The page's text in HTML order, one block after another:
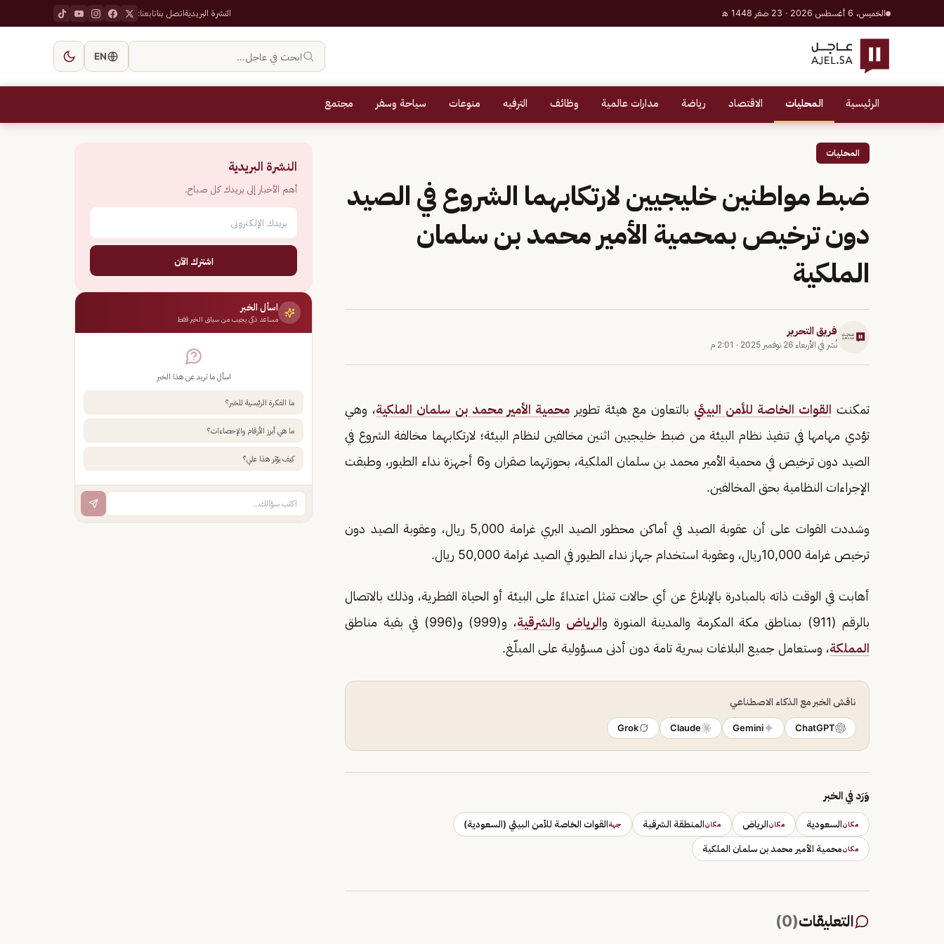
الخميس، 6 أغسطس 2026 · 23 صفر 1448 هـ النشرة البريديةاتصل بناتابعنا:
ابحث في عاجل… EN
الرئيسية المحليات الاقتصاد رياضة مدارات عالمية وظائف الترفيه منوعات سياحة وسفر مجتمع
المحليات
ضبط مواطنين خليجيين لارتكابهما الشروع في الصيد
دون ترخيص بمحمية الأمير محمد بن سلمان
الملكية
فريق التحرير
نُشر في الأربعاء 26 نوفمبر 2025 · 2:01 م
تمكنت القوات الخاصة للأمن البيئي بالتعاون مع هيئة تطويرمحمية الأمير محمد بن سلمان الملكية، وهي
تؤدي مهامها في تنفيذ نظام البيئة من ضبط خليجيين اثنين مخالفين لنظام البيئة؛ لارتكابهما مخالفة الشروع في
الصيد دون ترخيص في محمية الأمير محمد بن سلمان الملكية، بحوزتهما صقران و6 أجهزة نداء الطيور، وطبقت
الإجراءات النظامية بحق المخالفين.
وشددت القوات على أن عقوبة الصيد في أماكن محظور الصيد البري غرامة 5,000 ريال، وعقوبة الصيد دون
ترخيص غرامة 10,000ريال، وعقوبة استخدام جهاز نداء الطيور في الصيد غرامة 50,000 ريال.
أهابت في الوقت ذاته بالمبادرة بالإبلاغ عن أي حالات تمثل اعتداءً على البيئة أو الحياة الفطرية، وذلك بالاتصال
بالرقم (911) بمناطق مكة المكرمة والمدينة المنورة و
الرياض والشرقية، و(999) و(996) في بقية مناطق
المملكة، وستعامل جميع البلاغات بسرية تامة دون أدنى مسؤولية على المبلّغ.
ناقش الخبر مع الذكاء الاصطناعي
ChatGPT
Gemini
Claude
Grok
وَرَد في الخبر
مكانالسعودية مكانالرياض مكانالمنطقة الشرقية جهةالقوات الخاصة للأمن البيئي (السعودية)
مكانمحمية الأمير محمد بن سلمان الملكية
التعليقات(
0
)
النشرة البريدية
أهم الأخبار إلى بريدك كل صباح.
اشترك الآن
اسأل الخبر
مساعد ذكي يجيب من سياق الخبر فقط
اسأل ما تريد عن هذا الخبر
ما الفكرة الرئيسية للخبر؟
ما هي أبرز الأرقام والإحصاءات؟
كيف يؤثر هذا علي؟